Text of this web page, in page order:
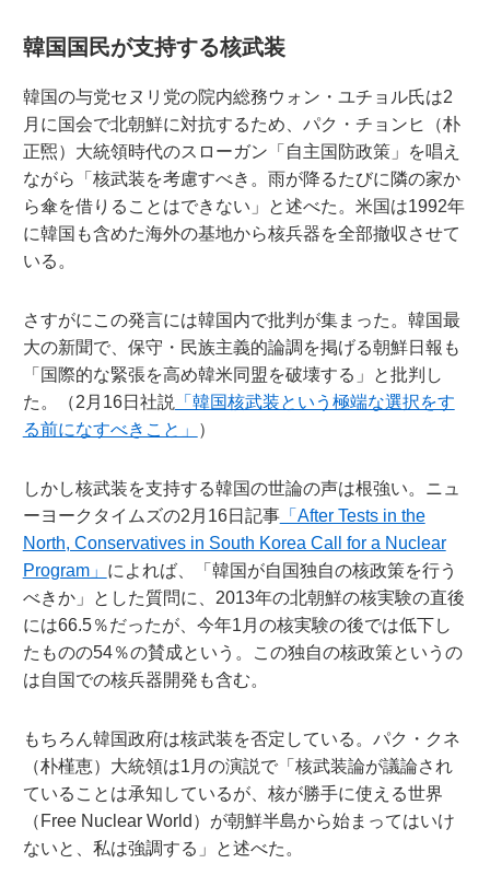
韓国国民が支持する核武装
韓国の与党セヌリ党の院内総務ウォン・ユチョル氏は2
月に国会で北朝鮮に対抗するため、パク・チョンヒ（朴
正煕）大統領時代のスローガン「自主国防政策」を唱え
ながら「核武装を考慮すべき。雨が降るたびに隣の家か
ら傘を借りることはできない」と述べた。米国は1992年
に韓国も含めた海外の基地から核兵器を全部撤収させて
いる。
さすがにこの発言には韓国内で批判が集まった。韓国最
大の新聞で、保守・民族主義的論調を掲げる朝鮮日報も
「国際的な緊張を高め韓米同盟を破壊する」と批判し
た。（2月16日社説 「韓国核武装という極端な選択をす
る前になすべきこと」
）
しかし核武装を支持する韓国の世論の声は根強い。ニュ
ーヨークタイムズの2月16日記事「After Tests in the
North, Conservatives in South Korea Call for a Nuclear
Program」 によれば、「韓国が自国独自の核政策を行う
べきか」とした質問に、2013年の北朝鮮の核実験の直後
には66.5％だったが、今年1月の核実験の後では低下し
たものの54％の賛成という。この独自の核政策というの
は自国での核兵器開発も含む。
もちろん韓国政府は核武装を否定している。パク・クネ
（朴槿恵）大統領は1月の演説で「核武装論が議論され
ていることは承知しているが、核が勝手に使える世界
（Free Nuclear World）が朝鮮半島から始まってはいけ
ないと、私は強調する」と述べた。